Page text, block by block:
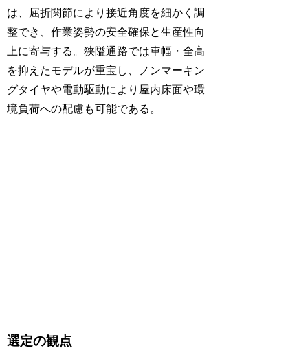
は、屈折関節により接近角度を細かく調
整でき、作業姿勢の安全確保と生産性向
上に寄与する。狭隘通路では車幅・全高
を抑えたモデルが重宝し、ノンマーキン
グタイヤや電動駆動により屋内床面や環
境負荷への配慮も可能である。
選定の観点